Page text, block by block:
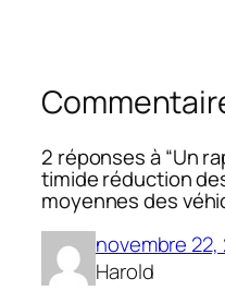
2 réponses à “Un
timide réduction
moyennes des
novembre 22,
Harold